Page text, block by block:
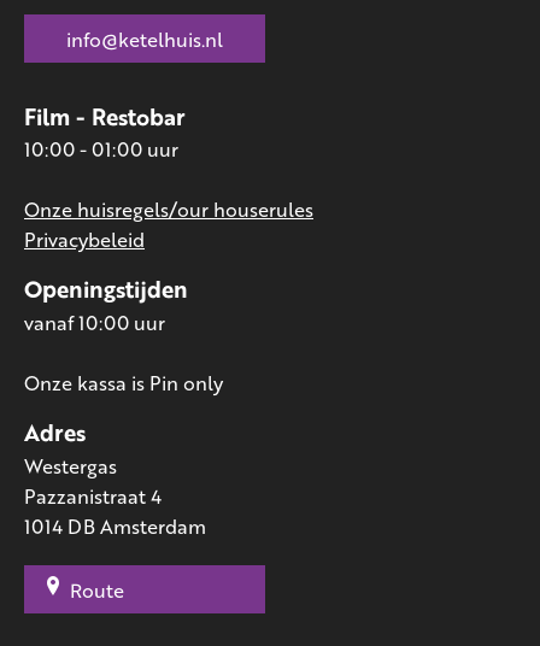
Adres
Westergas
Pazzanistraat 4
1014 DB Amsterdam
Route
Openingstijden
vanaf 10:00 uur
Onze kassa is Pin only
Film - Restobar
10:00 - 01:00 uur
Onze huisregels/our houserules
Privacybeleid
info@ketelhuis.nl